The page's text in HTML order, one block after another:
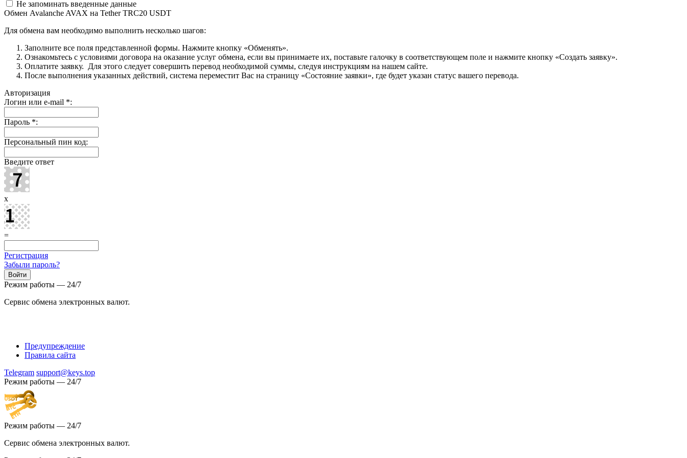
Не запоминать введенные данные
Обмен Avalanche AVAX на Tether TRC20 USDT
Для обмена вам необходимо выполнить несколько шагов:
Заполните все поля представленной формы. Нажмите кнопку «Обменять».
Ознакомьтесь с условиями договора на оказание услуг обмена, если вы принимаете их, поставьте галочку в соответствующем поле и нажмите кнопку «Создать заявку».
Оплатите заявку. Для этого следует совершить перевод необходимой суммы, следуя инструкциям на нашем сайте.
После выполнения указанных действий, система переместит Вас на страницу «Состояние заявки», где будет указан статус вашего перевода.
Авторизация
Логин или e-mail *:
Пароль *:
Персональный пин код:
Введите ответ
x
=
Регистрация
Забыли пароль?
Режим работы — 24/7
Сервис обмена электронных валют.
Предупреждение
Правила сайта
Telegram support@keys.top
Режим работы — 24/7
Режим работы — 24/7
Сервис обмена электронных валют.